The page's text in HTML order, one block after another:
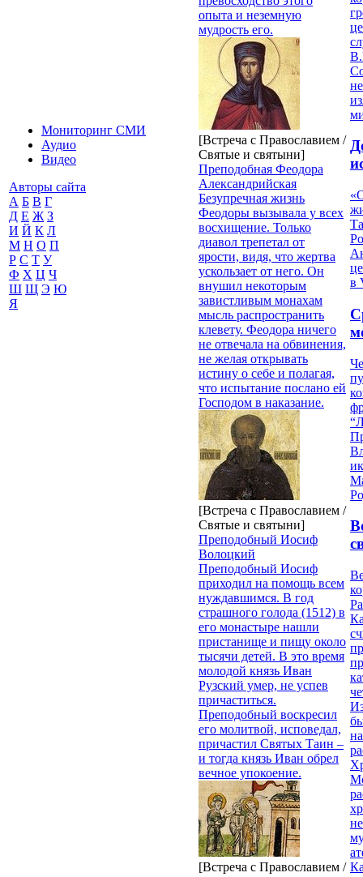
Мониторинг СМИ
Аудио
Видео
Авторы сайта
А Б В Г
Д Е Ж З
И Й К Л
М Н О П
Р С Т У
Ф Х Ц Ч
Ш Щ Э Ю
Я
опыта и неземную
мудрость его.
[Встреча с Православием /
Святые и святыни]
Преподобная Феодора
Александрийская
Безупречная жизнь
Феодоры вызывала у всех
восхищение. Только
диавол трепетал от
ярости, видя, что жертва
ускользает от него. Он
внушил некоторым
завистливым монахам
мысль распространить
клевету. Феодора ничего
не отвечала на обвинения,
не желая открывать
истину о себе и полагая,
что испытание послано ей
Господом в наказание.
[Встреча с Православием /
Святые и святыни]
Преподобный Иосиф
Волоцкий
Преподобный Иосиф
приходил на помощь всем
нуждавшимся. В год
страшного голода (1512) в
его монастыре нашли
пристанище и пищу около
тысячи детей. В это время
молодой князь Иван
Рузский умер, не успев
причаститься.
Преподобный воскресил
его молитвой, исповедал,
причастил Святых Таин –
и тогда князь Иван обрел
вечное упокоение.
[Встреча с Православием /
в